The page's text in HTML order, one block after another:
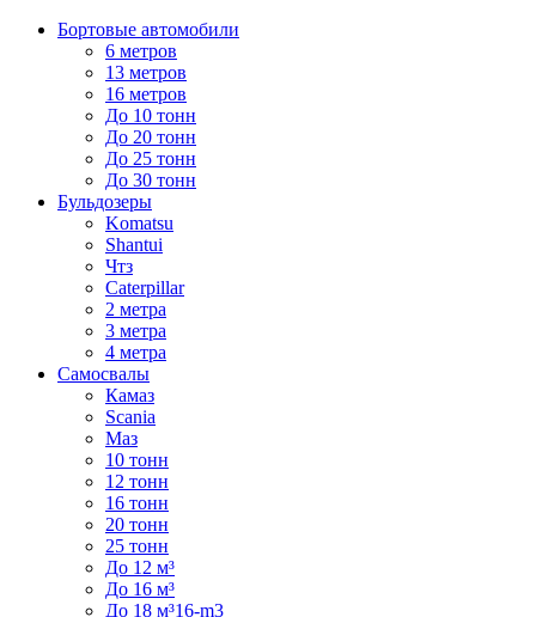
Бортовые автомобили
6 метров
13 метров
16 метров
До 10 тонн
До 20 тонн
До 25 тонн
До 30 тонн
Бульдозеры
Komatsu
Shantui
Чтз
Caterpillar
2 метра
3 метра
4 метра
Самосвалы
Камаз
Scania
Маз
10 тонн
12 тонн
16 тонн
20 тонн
25 тонн
До 12 м³
До 16 м³
До 18 м³16-m3